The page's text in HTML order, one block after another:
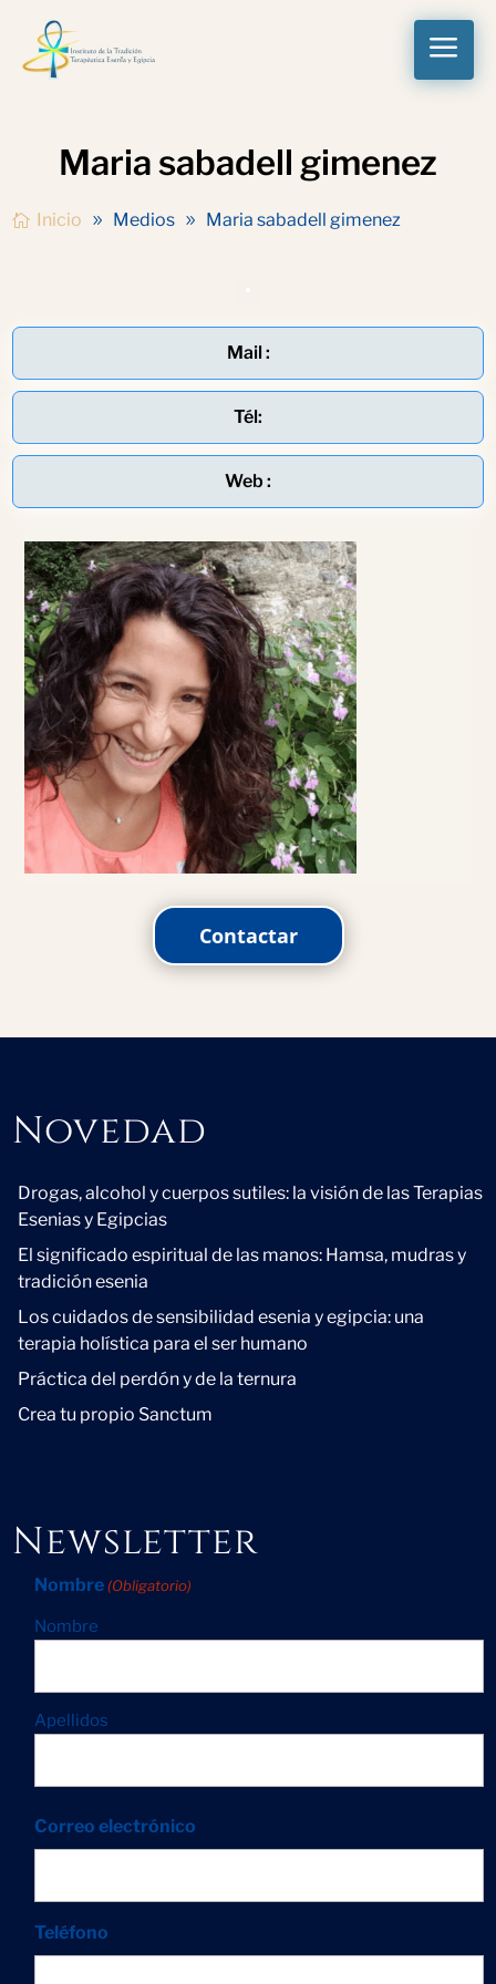
a
Maria sabadell gimenez
Inicio Medios Maria sabadell gimenez
Mail :
Tél:
Web :
Contactar
Novedad
Novedad
Drogas, alcohol y cuerpos sutiles: la visión de las Terapias
Esenias y Egipcias
El significado espiritual de las manos: Hamsa, mudras y
tradición esenia
Los cuidados de sensibilidad esenia y egipcia: una
terapia holística para el ser humano
Práctica del perdón y de la ternura
Crea tu propio Sanctum
Newsletter
Nombre (Obligatorio)
Nombre
Apellidos
Correo electrónico
Teléfono